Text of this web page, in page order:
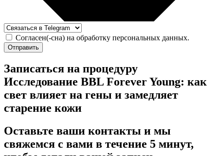
Согласен(-сна) на обработку персональных данных.
Отправить
Записаться на процедуру
Исследование BBL Forever Young: как
свет влияет на гены и замедляет
старение кожи
Оставьте ваши контакты и мы
свяжемся с вами в течение 5 минут,